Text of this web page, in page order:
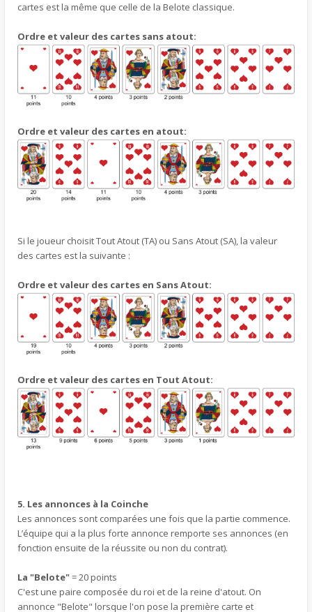
cartes est la même que celle de la Belote classique.
Ordre et valeur des cartes sans atout:
Ordre et valeur des cartes en atout:
Si le joueur choisit Tout Atout (TA) ou Sans Atout (SA), la valeur
des cartes est la suivante :
Ordre et valeur des cartes en Sans Atout:
Ordre et valeur des cartes en Tout Atout:
5. Les annonces à la Coinche
Les annonces sont comparées une fois que la partie commence.
L’équipe qui a la plus forte annonce remporte ses annonces (en
fonction ensuite de la réussite ou non du contrat).
La "Belote"= 20 points
C'est une paire composée du roi et de la reine d'atout. On
annonce "Belote" lorsque l'on pose la première carte et